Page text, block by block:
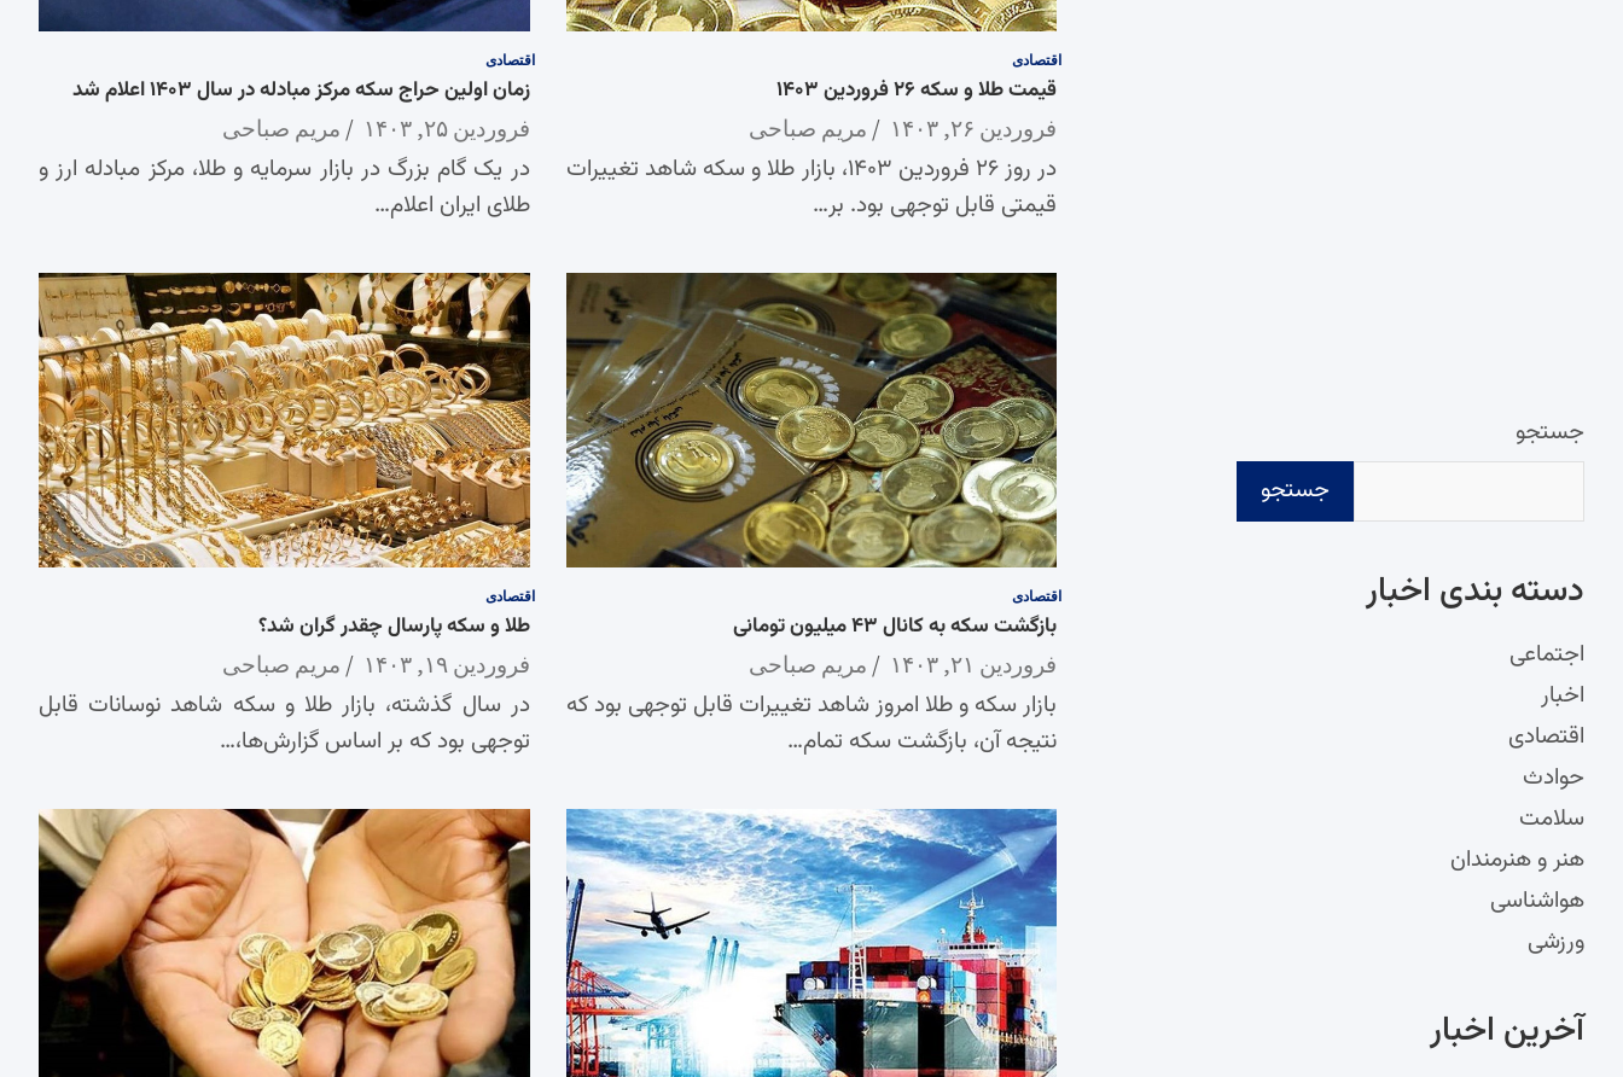
اقتصادی
قیمت طلا و سکه ۲۶ فروردین ۱۴۰۳
فروردین ۲۶, ۱۴۰۳ مریم صباحی
در روز ۲۶ فروردین ۱۴۰۳، بازار طلا و سکه شاهد تغییرات
قیمتی قابل توجهی بود. بر…
اقتصادی
زمان اولین حراج سکه مرکز مبادله در سال ۱۴۰۳ اعلام شد
فروردین ۲۵, ۱۴۰۳ مریم صباحی
در یک گام بزرگ در بازار سرمایه و طلا، مرکز مبادله ارز و
طلای ایران اعلام…
اقتصادی
بازگشت سکه به کانال ۴۳ میلیون تومانی
فروردین ۲۱, ۱۴۰۳ مریم صباحی
بازار سکه و طلا امروز شاهد تغییرات قابل توجهی بود که
نتیجه آن، بازگشت سکه تمام…
اقتصادی
طلا و سکه پارسال چقدر گران شد؟
فروردین ۱۹, ۱۴۰۳ مریم صباحی
در سال گذشته، بازار طلا و سکه شاهد نوسانات قابل
توجهی بود که بر اساس گزارش‌ها،…
جستجو
جستجو
دسته‌ بندی اخبار
اجتماعی
اخبار
اقتصادی
حوادث
سلامت
هنر و هنرمندان
هواشناسی
ورزشی
آخرین اخبار